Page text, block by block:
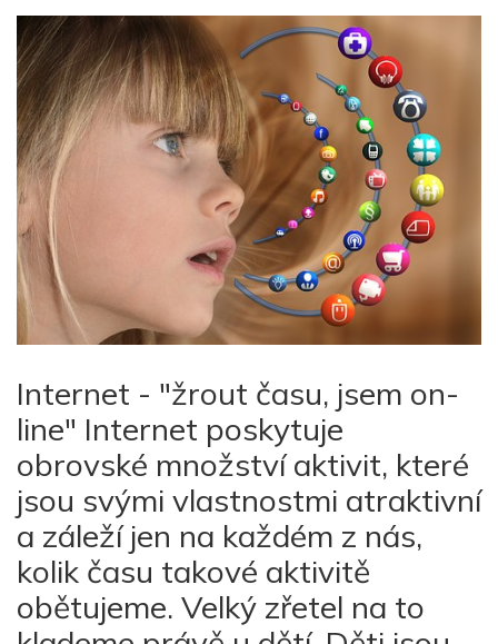
Internet - "žrout času, jsem on-
line" Internet poskytuje
obrovské množství aktivit, které
jsou svými vlastnostmi atraktivní
a záleží jen na každém z nás,
kolik času takové aktivitě
obětujeme. Velký zřetel na to